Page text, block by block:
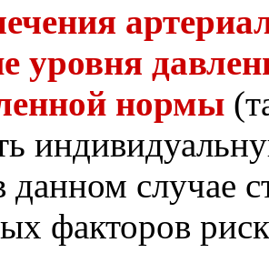
уровня
нормы
случае
факторов